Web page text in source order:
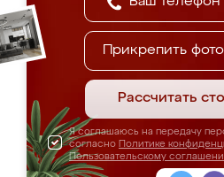
Прикрепить фото
Рассчитать
Я соглашаюсь на передачу
согласно Политике
Пользовательскому